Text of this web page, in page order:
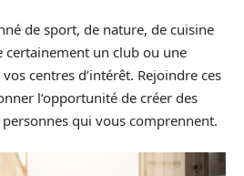
de sport, de nature, de cuisine
certainement un club ou une
centres d’intérêt. Rejoindre ces
l’opportunité de créer des
qui vous comprennent.